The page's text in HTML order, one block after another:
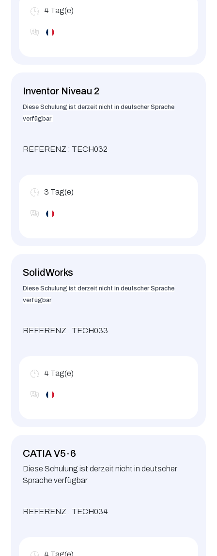
4 Tag(e)
Inventor Niveau 2
Diese Schulung ist derzeit nicht in deutscher Sprache
verfügbar
REFERENZ : TECH032
3 Tag(e)
SolidWorks
Diese Schulung ist derzeit nicht in deutscher Sprache
verfügbar
REFERENZ : TECH033
4 Tag(e)
CATIA V5-6
Diese Schulung ist derzeit nicht in deutscher
Sprache verfügbar
REFERENZ : TECH034